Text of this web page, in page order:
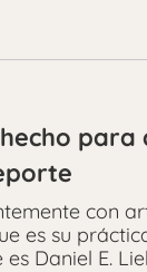
con
es su
Daniel E.